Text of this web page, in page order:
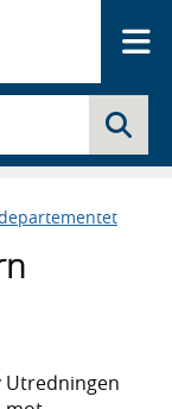
Utredningen